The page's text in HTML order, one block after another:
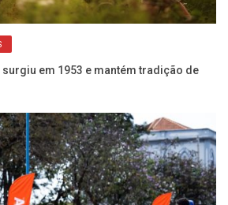
em 1953 e mantém tradição de